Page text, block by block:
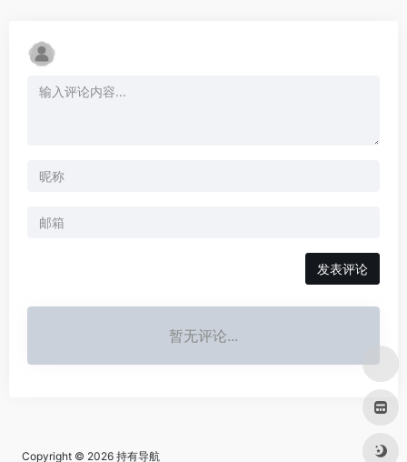
发表评论
暂无评论...
Copyright © 2026 持有导航